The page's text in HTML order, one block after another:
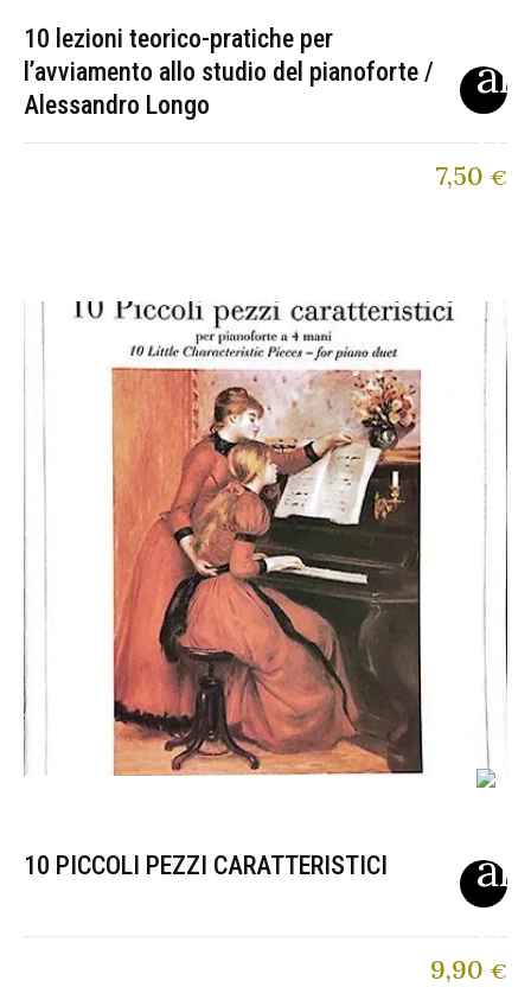
10 lezioni teorico-pratiche per
l’avviamento allo studio del pianoforte /
Alessandro Longo
7,50 €
10 PICCOLI PEZZI CARATTERISTICI
9,90 €